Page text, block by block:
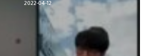
2022-04-12